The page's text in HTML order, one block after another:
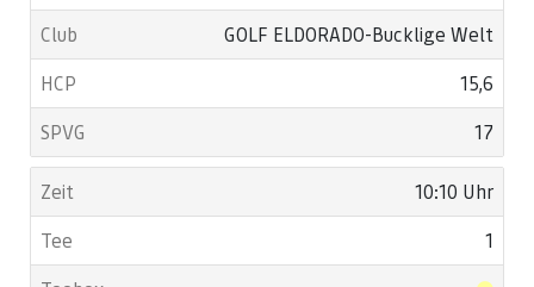
GOLF ELDORADO-Bucklige Welt
15,6
17
10:10 Uhr
1